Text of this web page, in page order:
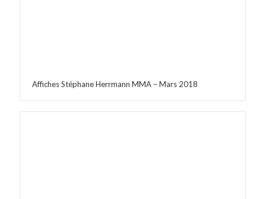
Affiches Stéphane Herrmann MMA – Mars 2018